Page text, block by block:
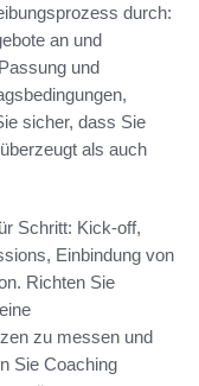
durch:
an und
und
sicher, dass Sie
als auch
Schritt: Kick-off,
Einbindung von
Richten Sie
zu messen und
Sie Coaching